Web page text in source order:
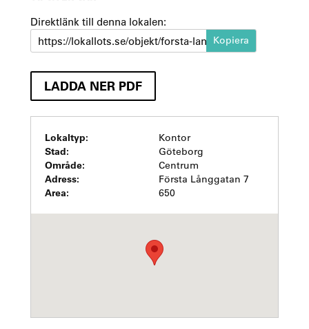
Direktlänk till denna lokalen:
https://lokallots.se/objekt/forsta-langgatan-7
LADDA NER PDF
Lokaltyp: Kontor
Stad: Göteborg
Område: Centrum
Adress: Första Långgatan 7
Area: 650